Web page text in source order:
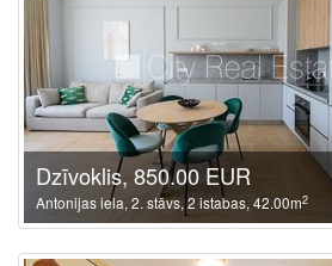
Dzīvoklis, 850.00 EUR
Antonijas iela, 2. stāvs, 2 istabas, 42.00m2